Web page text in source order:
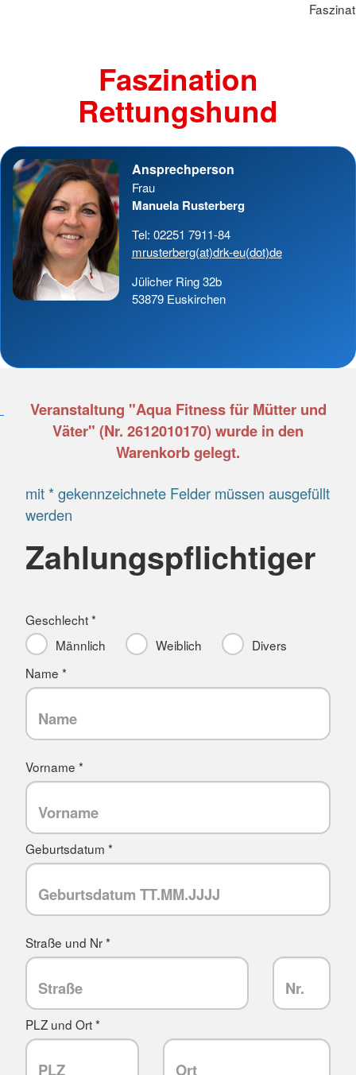
Faszination
Rettungshund
Ansprechperson
Frau
Manuela Rusterberg
Tel: 02251 7911-84
mrusterberg(at)drk-eu(dot)de
Jülicher Ring 32b
53879 Euskirchen
Veranstaltung "Aqua Fitness für Mütter und
Väter" (Nr. 2612010170) wurde in den
Warenkorb gelegt.
mit * gekennzeichnete Felder müssen ausgefüllt
werden
Zahlungspflichtiger
Geschlecht *
Männlich
Weiblich
Divers
Name *
Vorname *
Geburtsdatum *
Straße und Nr *
PLZ und Ort *